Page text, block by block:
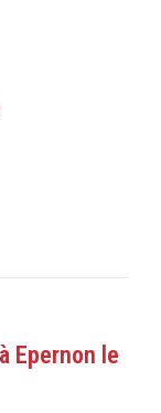
Epernon le